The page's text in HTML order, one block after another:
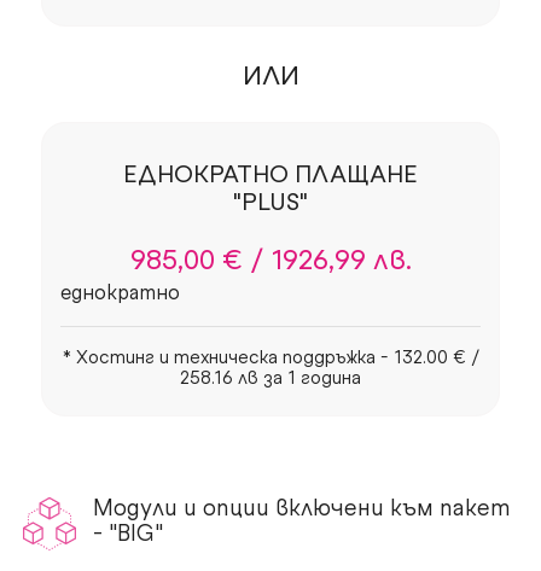
ИЛИ
ЕДНОКРАТНО ПЛАЩАНЕ
"PLUS"
985,00 € / 1926,99 лв.
еднократно
* Хостинг и техническа поддръжка - 132.00 € /
258.16 лв за 1 година
Модули и опции включени към пакет
- "BIG"